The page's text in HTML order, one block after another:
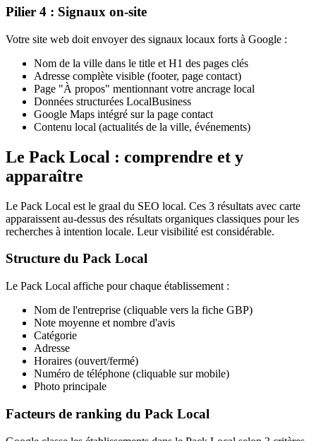
Pilier 4 : Signaux on-site
Votre site web doit envoyer des signaux locaux forts à Google :
Nom de la ville dans le title et H1 des pages clés
Adresse complète visible (footer, page contact)
Page "À propos" mentionnant votre ancrage local
Données structurées LocalBusiness
Google Maps intégré sur la page contact
Contenu local (actualités de la ville, événements)
Le Pack Local : comprendre et y
apparaître
Le Pack Local est le graal du SEO local. Ces 3 résultats avec carte
apparaissent au-dessus des résultats organiques classiques pour les
recherches à intention locale. Leur visibilité est considérable.
Structure du Pack Local
Le Pack Local affiche pour chaque établissement :
Nom de l'entreprise (cliquable vers la fiche GBP)
Note moyenne et nombre d'avis
Catégorie
Adresse
Horaires (ouvert/fermé)
Numéro de téléphone (cliquable sur mobile)
Photo principale
Facteurs de ranking du Pack Local